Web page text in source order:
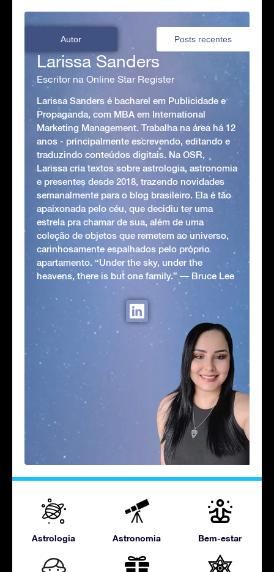
Autor Posts recentes
Larissa Sanders
Escritor na Online Star Register
Larissa Sanders é bacharel em Publicidade e
Propaganda, com MBA em International
Marketing Management. Trabalha na área há 12
anos - principalmente escrevendo, editando e
traduzindo conteúdos digitais. Na OSR,
Larissa cria textos sobre astrologia, astronomia
e presentes desde 2018, trazendo novidades
semanalmente para o blog brasileiro. Ela é tão
apaixonada pelo céu, que decidiu ter uma
estrela pra chamar de sua, além de uma
coleção de objetos que remetem ao universo,
carinhosamente espalhados pelo próprio
apartamento. “Under the sky, under the
heavens, there is but one family.” ― Bruce Lee
Astrologia Astronomia Bem-estar